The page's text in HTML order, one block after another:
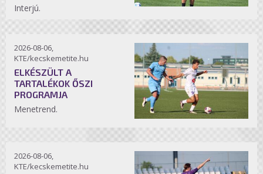
Interjú.
2026-08-06,
KTE/kecskemetite.hu
ELKÉSZÜLT A
TARTALÉKOK ŐSZI
PROGRAMJA
Menetrend.
2026-08-06,
KTE/kecskemetite.hu